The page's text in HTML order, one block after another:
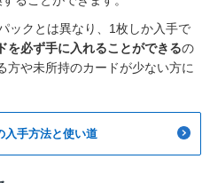
ックとは異なり、1枚しか入手で
を必ず手に入れることができるの
方や未所持のカードが少ない方に
入手方法と使い道